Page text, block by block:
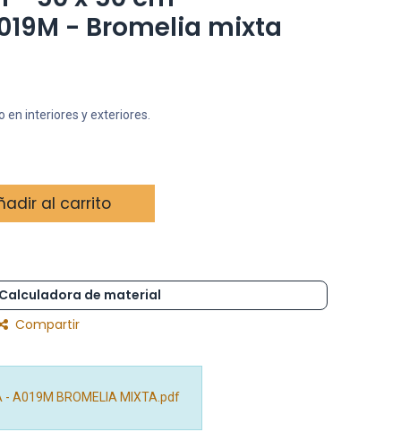
- Bromelia mixta
en interiores y exteriores.
al carrito
de material
Compartir
- A019M BROMELIA MIXTA.pdf